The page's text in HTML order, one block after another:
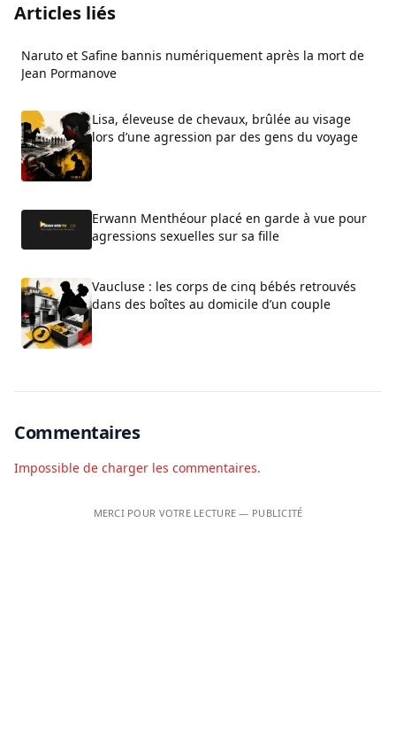
Articles liés
Naruto et Safine bannis numériquement après la mort de
Jean Pormanove
Lisa, éleveuse de chevaux, brûlée au visage
lors d’une agression par des gens du voyage
Erwann Menthéour placé en garde à vue pour
agressions sexuelles sur sa fille
Vaucluse : les corps de cinq bébés retrouvés
dans des boîtes au domicile d’un couple
Commentaires
Impossible de charger les commentaires.
MERCI POUR VOTRE LECTURE — PUBLICITÉ